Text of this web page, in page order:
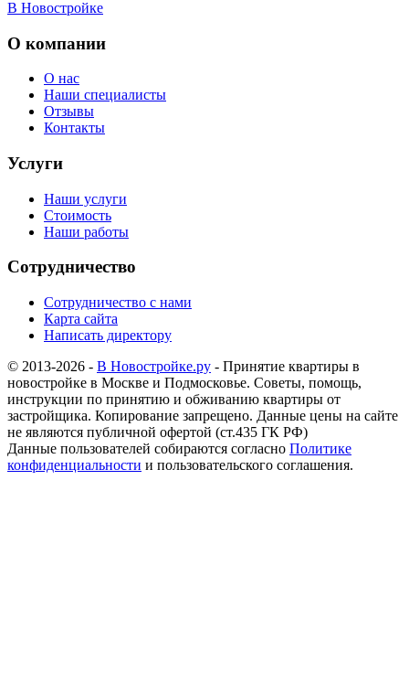
В Новостройке
О компании
О нас
Наши специалисты
Отзывы
Контакты
Услуги
Наши услуги
Стоимость
Наши работы
Сотрудничество
Сотрудничество с нами
Карта сайта
Написать директору
© 2013-2026 - В Новостройке.ру - Принятие квартиры в
новостройке в Москве и Подмосковье. Советы, помощь,
инструкции по принятию и обживанию квартиры от
застройщика. Копирование запрещено. Данные цены на сайте
не являются публичной офертой (ст.435 ГК РФ)
Данные пользователей собираются согласно Политике
конфиденциальности и пользовательского соглашения.